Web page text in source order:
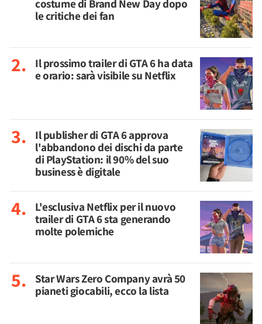
costume di Brand New Day dopo
le critiche dei fan
Il prossimo trailer di GTA 6 ha data
e orario: sarà visibile su Netflix
Il publisher di GTA 6 approva
l'abbandono dei dischi da parte
di PlayStation: il 90% del suo
business è digitale
L'esclusiva Netflix per il nuovo
trailer di GTA 6 sta generando
molte polemiche
Star Wars Zero Company avrà 50
pianeti giocabili, ecco la lista